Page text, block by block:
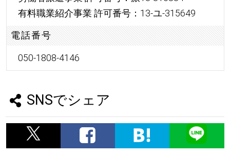
有料職業紹介事業 許可番号：13-ユ-315649
電話番号
050-1808-4146
SNSでシェア